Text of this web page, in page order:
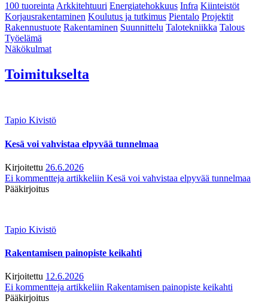
100 tuoreintaArkkitehtuuri Energiatehokkuus Infra Kiinteistöt
Korjausrakentaminen Koulutus ja tutkimus Pientalo Projektit
Rakennustuote Rakentaminen Suunnittelu Talotekniikka Talous
Työelämä
Näkökulmat
Toimitukselta
Tapio Kivistö
Kesä voi vahvistaa elpyvää tunnelmaa
Kirjoitettu 26.6.2026
Ei kommentteja artikkeliin Kesä voi vahvistaa elpyvää tunnelmaa
Pääkirjoitus
Tapio Kivistö
Rakentamisen painopiste keikahti
Kirjoitettu 12.6.2026
Ei kommentteja artikkeliin Rakentamisen painopiste keikahti
Pääkirjoitus